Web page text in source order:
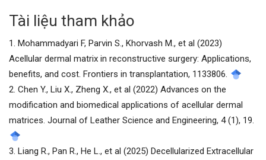
bài
viết
Tài liệu tham khảo
1. Mohammadyari F, Parvin S., Khorvash M., et al (2023)
Acellular dermal matrix in reconstructive surgery: Applications,
benefits, and cost. Frontiers in transplantation, 1133806.
2. Chen Y., Liu X., Zheng X., et al (2022) Advances on the
modification and biomedical applications of acellular dermal
matrices. Journal of Leather Science and Engineering, 4 (1), 19.
3. Liang R., Pan R., He L., et al (2025) Decellularized Extracellular